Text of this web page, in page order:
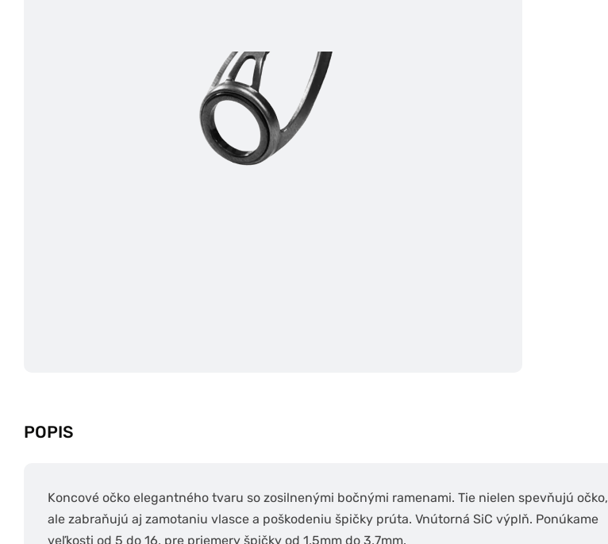
POPIS
Koncové očko elegantného tvaru so zosilnenými bočnými ramenami. Tie nielen spevňujú očko,
ale zabraňujú aj zamotaniu vlasce a poškodeniu špičky prúta. Vnútorná SiC výplň. Ponúkame
veľkosti od 5 do 16, pre priemery špičky od 1,5mm do 3,7mm.